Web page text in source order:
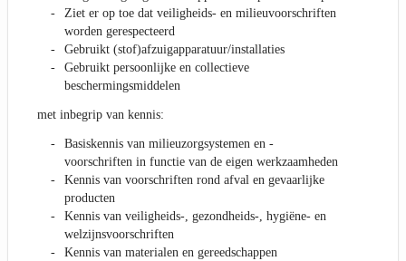
Ziet er op toe dat veiligheids- en milieuvoorschriften
worden gerespecteerd
Gebruikt (stof)afzuigapparatuur/installaties
Gebruikt persoonlijke en collectieve
beschermingsmiddelen
met inbegrip van kennis:
Basiskennis van milieuzorgsystemen en -
voorschriften in functie van de eigen werkzaamheden
Kennis van voorschriften rond afval en gevaarlijke
producten
Kennis van veiligheids-, gezondheids-, hygiëne- en
welzijnsvoorschriften
Kennis van materialen en gereedschappen